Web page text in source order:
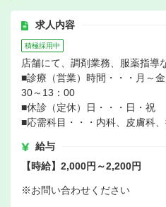
求人内容
積極採用中
店舗にて、調剤業務、服薬指導
■診療（営業）時間・・・月～
30～13：00
■休診（定休）日・・・日・祝
■応需科目・・・内科、皮膚科
給与
【時給】2,000円～2,200円
※お問い合わせください